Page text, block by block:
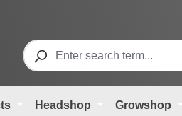
Headshop Growshop